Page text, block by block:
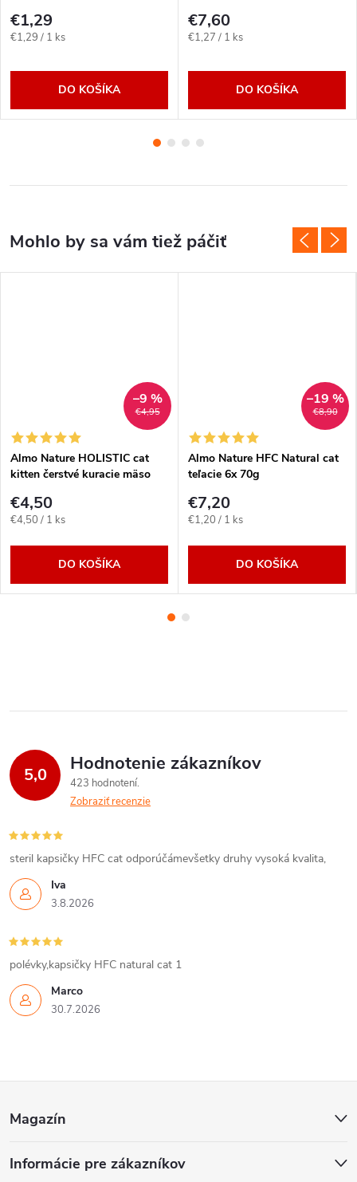
€1,29
Jednotková
€1,29 / 1 ks
DO KOŠÍKA
€7,60
Jednotková
€1,27 / 1 ks
DO KOŠÍKA
€4,95
–9 %
Almo Nature HOLISTIC cat
kitten čerstvé kuracie mäso
€4,50
Jednotková
€4,50 / 1 ks
DO KOŠÍKA
€8,90
–19 %
Almo Nature HFC Natural cat
teľacie 6x 70g
€7,20
Jednotková
€1,20 / 1 ks
DO KOŠÍKA
5,0 Hodnotenie zákazníkov
423 hodnotení
Zobraziť recenzie
Iva
3.8.2026
steril kapsičky HFC cat odporúčámevšetky druhy vysoká kvalita,
Marco
30.7.2026
polévky,kapsičky HFC natural cat 1
Magazín
Informácie pre zákazníkov